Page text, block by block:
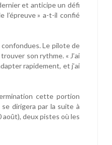
et anticipe un défi
» a-t-il confié
Le pilote de
son rythme. « J’ai
rapidement, et j’ai
cette portion
dirigera par la suite à
août), deux pistes où les